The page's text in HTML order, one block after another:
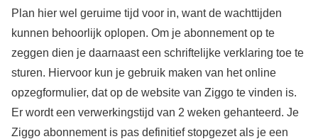
Plan hier wel geruime tijd voor in, want de wachttijden
kunnen behoorlijk oplopen. Om je abonnement op te
zeggen dien je daarnaast een schriftelijke verklaring toe te
sturen. Hiervoor kun je gebruik maken van het online
opzegformulier, dat op de website van Ziggo te vinden is.
Er wordt een verwerkingstijd van 2 weken gehanteerd. Je
Ziggo abonnement is pas definitief stopgezet als je een